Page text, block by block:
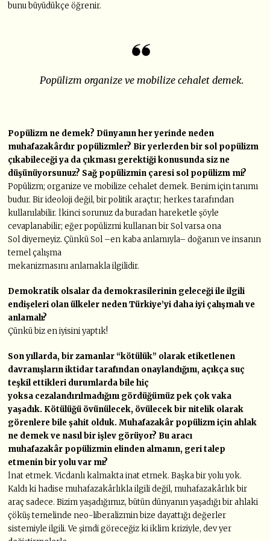
bunu büyüdükçe öğrenir.
Popülizm organize ve mobilize cehalet demek.
Popülizm ne demek? Dünyanın her yerinde neden
muhafazakârdır popülizmler? Bir yerlerden bir sol popülizm
çıkabileceği ya da çıkması gerektiği konusunda siz ne
düşünüyorsunuz? Sağ popülizmin çaresi sol popülizm mi?
Popülizm; organize ve mobilize cehalet demek. Benim için tanımı
budur. Bir ideoloji değil, bir politik araçtır; herkes tarafından
kullanılabilir. İkinci sorunuz da buradan hareketle şöyle
cevaplanabilir; eğer popülizmi kullanan bir Sol varsa ona
Sol diyemeyiz. Çünkü Sol –en kaba anlamıyla– doğanın ve insanın
temel çalışma
mekanizmasını anlamakla ilgilidir.
Demokratik olsalar da demokrasilerinin geleceği ile ilgili
endişeleri olan ülkeler neden Türkiye’yi daha iyi çalışmalı ve
anlamalı?
Çünkü biz en iyisini yaptık!
Son yıllarda, bir zamanlar “kötülük” olarak etiketlenen
davranışların iktidar tarafından onaylandığını, açıkça suç
teşkil ettikleri durumlarda bile hiç
yoksa cezalandırılmadığını gördüğümüz pek çok vaka
yaşadık. Kötülüğü övünülecek, övülecek bir nitelik olarak
görenlere bile şahit olduk. Muhafazakâr popülizm için ahlak
ne demek ve nasıl bir işlev görüyor? Bu aracı
muhafazakâr popülizmin elinden almanın, geri talep
etmenin bir yolu var mı?
İnat etmek. Vicdanlı kalmakta inat etmek. Başka bir yolu yok.
Kaldı ki hadise muhafazakârlıkla ilgili değil, muhafazakârlık bir
araç sadece. Bizim yaşadığımız, bütün dünyanın yaşadığı bir ahlaki
çöküş temelinde neo-liberalizmin bize dayattığı değerler
sistemiyle ilgili. Ve şimdi göreceğiz ki iklim kriziyle, dev yer